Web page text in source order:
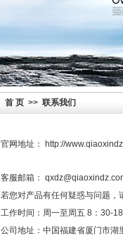
首 页 >> 联系我们
官网地址： http://
客服邮箱：
若您对产品有任何疑惑与问题，
工作时间：周一至周五 8：30-
公司地址：中国福建省厦门市湖